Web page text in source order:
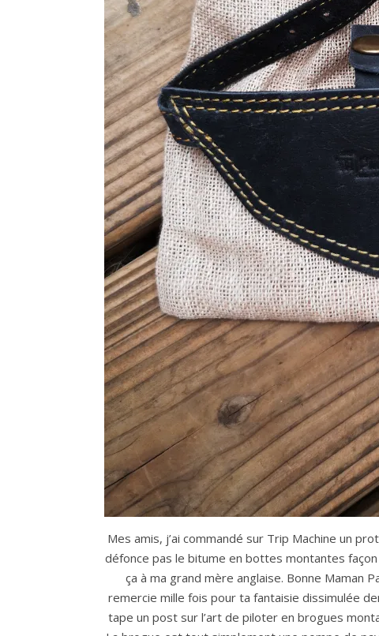
Mes amis, j’ai commandé sur Trip Machine un
défonce pas le bitume en bottes montantes
ça à ma grand mère anglaise. Bonne Maman
remercie mille fois pour ta fantaisie dissimulée
tape un post sur l’art de piloter en brogues